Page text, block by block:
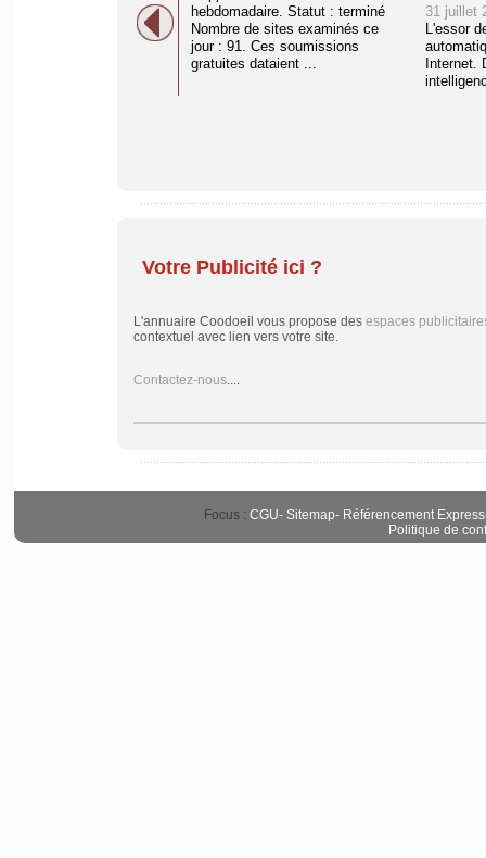
hebdomadaire. Statut : terminé
Nombre de sites examinés ce
jour : 91. Ces soumissions
gratuites dataient ...
31 juillet
L'essor
Internet.
Votre Publicité ici ?
L'annuaire Coodoeil vous propose des espaces
contextuel avec lien vers votre site.
Contactez-nous....
Focus : CGU- Sitemap- Référencement Express
Politique de